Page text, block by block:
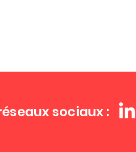
sociaux :